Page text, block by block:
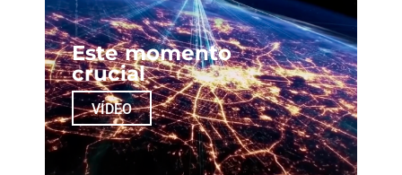
Este momento
crucial
VÍDEO